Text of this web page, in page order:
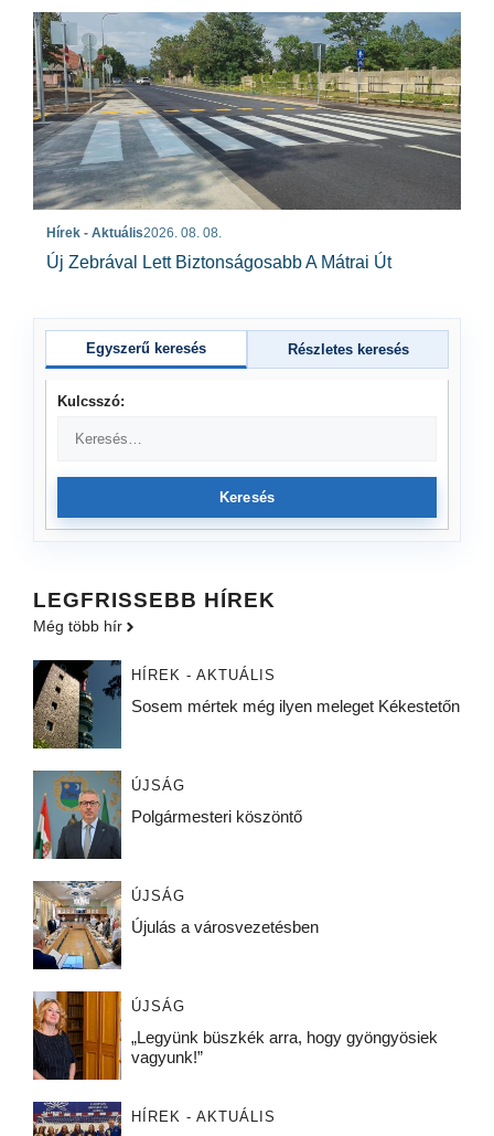
Hírek - Aktuális2026. 08. 08.
Új Zebrával Lett Biztonságosabb A Mátrai Út
Egyszerű keresés Részletes keresés
Kulcsszó:
Keresés
LEGFRISSEBB HÍREK
Még több hír
HÍREK - AKTUÁLIS
Sosem mértek még ilyen meleget Kékestetőn
ÚJSÁG
Polgármesteri köszöntő
ÚJSÁG
Újulás a városvezetésben
ÚJSÁG
„Legyünk büszkék arra, hogy gyöngyösiek
vagyunk!”
HÍREK - AKTUÁLIS